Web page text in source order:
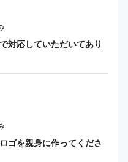
対応していただいてあり
ゴを親身に作ってくださ